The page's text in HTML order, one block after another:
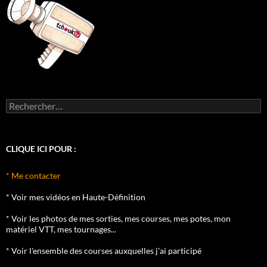
Rechercher :
CLIQUE ICI POUR :
* Me contacter
* Voir mes vidéos en Haute-Définition
* Voir les photos de mes sorties, mes courses, mes potes, mon
matériel VTT, mes tournages...
* Voir l'ensemble des courses auxquelles j'ai participé